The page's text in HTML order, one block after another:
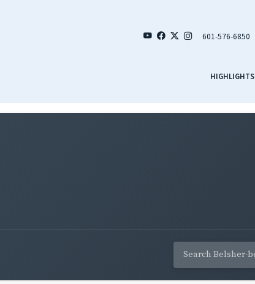
601-576-6850
HIGHLIGHTS